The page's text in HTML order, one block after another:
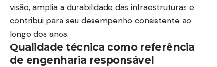
visão, amplia a durabilidade das infraestruturas e
contribui para seu desempenho consistente ao
longo dos anos.
Qualidade técnica como referência
de engenharia responsável